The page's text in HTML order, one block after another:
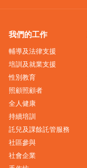
我們的工作
輔導及法律支援
培訓及就業支援
性別教育
照顧照顧者
全人健康
持續培訓
託兒及課餘託管服務
社區參與
社會企業